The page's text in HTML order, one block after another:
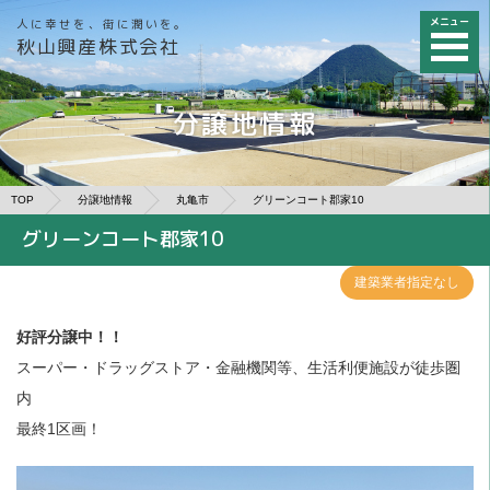
人に幸せを、街に潤いを。
秋山興産株式会社
メニュー
分譲地情報
TOP 分譲地情報 丸亀市 グリーンコート郡家10
グリーンコート郡家10
建築業者指定なし
好評分譲中！！
スーパー・ドラッグストア・金融機関等、生活利便施設が徒歩圏
内
最終1区画！